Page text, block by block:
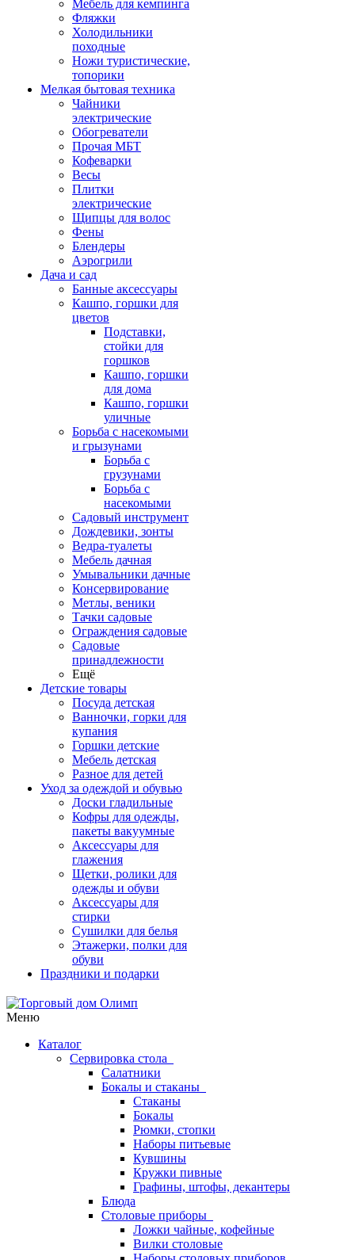
Мебель для кемпинга
Фляжки
Холодильники
походные
Ножи туристические,
топорики
Мелкая бытовая техника
Чайники
электрические
Обогреватели
Прочая МБТ
Кофеварки
Весы
Плитки
электрические
Щипцы для волос
Фены
Блендеры
Аэрогрили
Дача и сад
Банные аксессуары
Кашпо, горшки для
цветов
Подставки,
стойки для
горшков
Кашпо, горшки
для дома
Кашпо, горшки
уличные
Борьба с насекомыми
и грызунами
Борьба с
грузунами
Борьба с
насекомыми
Садовый инструмент
Дождевики, зонты
Ведра-туалеты
Мебель дачная
Умывальники дачные
Консервирование
Метлы, веники
Тачки садовые
Ограждения садовые
Садовые
принадлежности
Ещё
Детские товары
Посуда детская
Ванночки, горки для
купания
Горшки детские
Мебель детская
Разное для детей
Уход за одеждой и обувью
Доски гладильные
Кофры для одежды,
пакеты вакуумные
Аксессуары для
глажения
Щетки, ролики для
одежды и обуви
Аксессуары для
стирки
Сушилки для белья
Этажерки, полки для
обуви
Праздники и подарки
Меню
Каталог
Сервировка стола
Салатники
Бокалы и стаканы
Стаканы
Бокалы
Рюмки, стопки
Наборы питьевые
Кувшины
Кружки пивные
Графины, штофы, декантеры
Блюда
Столовые приборы
Ложки чайные, кофейные
Вилки столовые